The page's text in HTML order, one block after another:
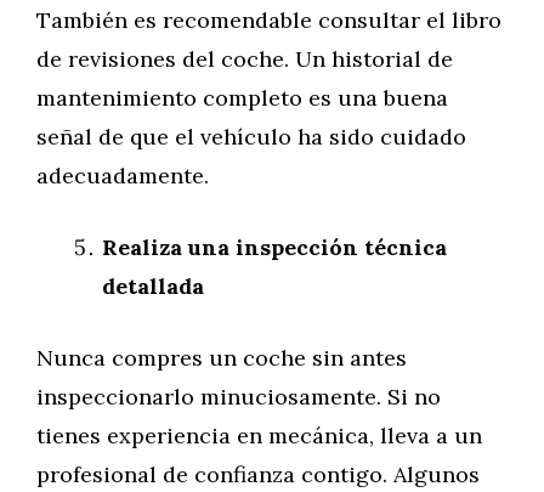
También es recomendable consultar el libro
de revisiones del coche. Un historial de
mantenimiento completo es una buena
señal de que el vehículo ha sido cuidado
adecuadamente.
Realiza una inspección técnica
detallada
Nunca compres un coche sin antes
inspeccionarlo minuciosamente. Si no
tienes experiencia en mecánica, lleva a un
profesional de confianza contigo. Algunos